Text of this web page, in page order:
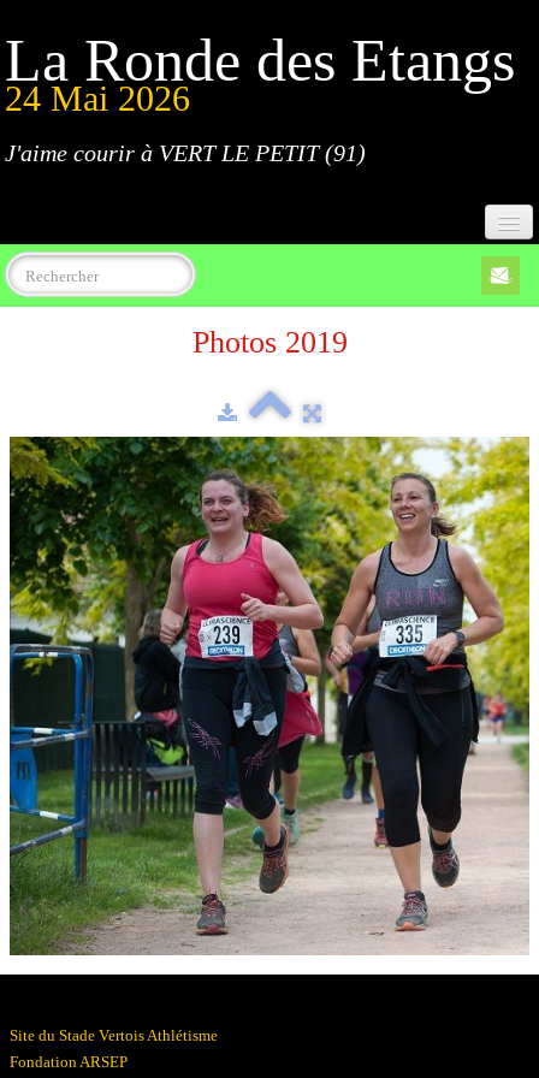
La Ronde des Etangs
24 Mai 2026
J'aime courir à VERT LE PETIT (91)
Accueil
Règlement
Parcours
Résultats
Devenez bénévoles
Partenaires
▼
Photos 2019
Site du Stade Vertois Athlétisme
Fondation ARSEP